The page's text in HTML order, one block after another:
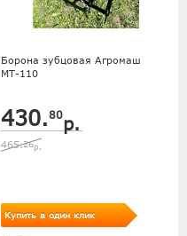
Борона зубцовая Агромаш
МТ-110
430.80р.
465.26р.
Купить в один клик